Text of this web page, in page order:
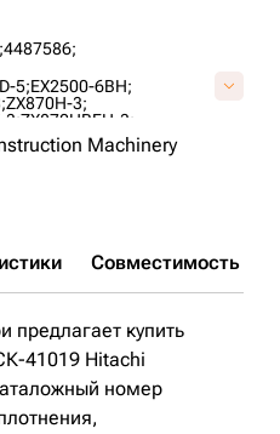
4487586;
5;EX2500-6BH;
ZX870H-3;
3;ZX870HBEH-3;
Machinery
Совместимость
купить
41019 Hitachi
номер